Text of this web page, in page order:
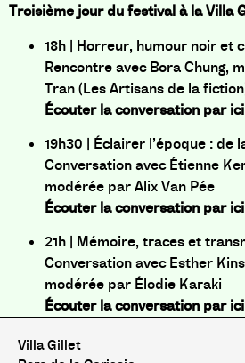
Troisième jour du festival à la Villa
18h | Horreur, humour noir et
Rencontre avec Bora Chung,
Tran (Les Artisans de la
Écouter la conversation par ici
19h30 | Éclairer l’époque : de
Conversation avec Étienne
modérée par Alix Van Pée
Écouter la conversation par ici
21h | Mémoire, traces et
Conversation avec Esther
modérée par Élodie Karaki
Écouter la conversation par ici
Villa Gillet